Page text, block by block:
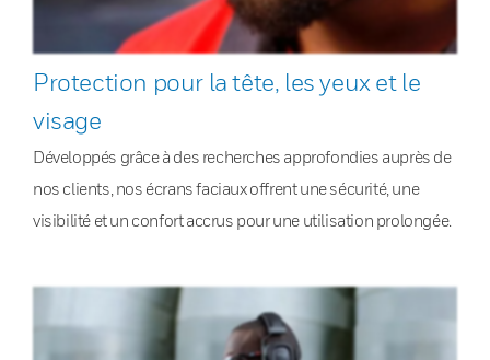
Protection pour la tête, les yeux et le
visage
Développés grâce à des recherches approfondies auprès de
nos clients, nos écrans faciaux offrent une sécurité, une
visibilité et un confort accrus pour une utilisation prolongée.